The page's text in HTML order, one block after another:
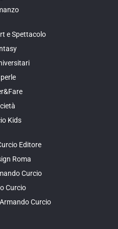
e Spettacolo
Kids
Editore
Roma
Curcio
Curcio
Curcio